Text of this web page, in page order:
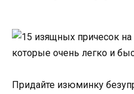
Придайте изюминку